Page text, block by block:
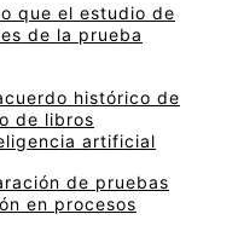
que el estudio de
de la prueba
histórico de
de libros
artificial
de pruebas
en procesos